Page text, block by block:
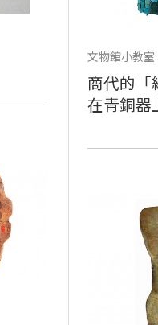
文物館小教室
商代的「
在青銅器